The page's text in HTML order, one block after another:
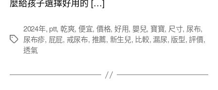
標
2024年,ptt, 乾爽, 便宜, 價格, 好用, 嬰兒, 寶寶, 尺寸, 尿布,
尿布疹, 屁屁, 戒尿布, 推薦, 新生兒, 比較, 漏尿, 版型,評價,
透氣